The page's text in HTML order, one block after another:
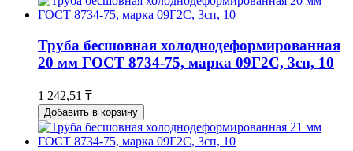
Труба бесшовная холоднодеформированная
20 мм ГОСТ 8734-75, марка 09Г2С, 3сп, 10
1 242,51 ₸
Добавить в корзину